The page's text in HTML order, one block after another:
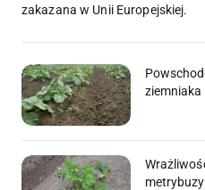
zakazana w Unii Europejskiej.
ziemniaka